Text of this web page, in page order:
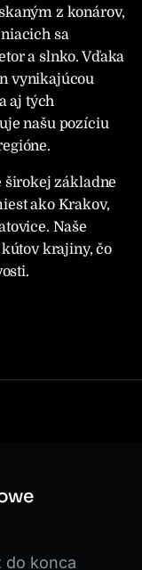
z konárov,
sa
a slnko. Vďaka
vynikajúcou
aj tých
našu pozíciu
širokej základne
ako Krakov,
Naše
krajiny, čo
do konca